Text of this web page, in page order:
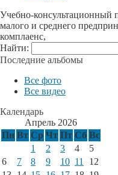
Учебно-
малого и среднего
комплаенс,
Найти:
Последние альбомы
Все фото
Все видео
Календарь
Апрель 2026
Пн Вт Ср Чт Пт Сб Вс
1 2 3 4
5
6
7 8 9 10 11
12